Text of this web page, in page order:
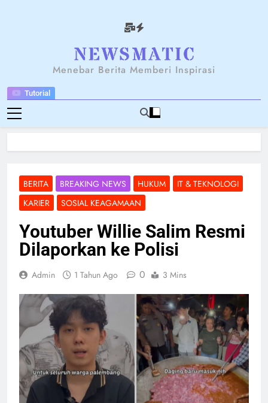
Tutorial
NEWSANTARA
Menebar Berita Memberi Inspirasi
BERITA BREAKING NEWS HUKUM
IT & TEKNOLOGI
KARIER
SOSIAL KEAGAMAAN
Youtuber Willie Salim Resmi
Dilaporkan ke Polisi
Admin 1 Tahun Ago 0 3 Mins